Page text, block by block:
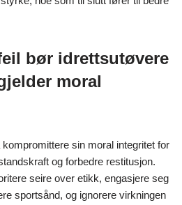
bør idrettsutøvere
moral
sin moral integritet for
og forbedre restitusjon.
seire over etikk, engasjere seg
sportsånd, og ignorere virkningen